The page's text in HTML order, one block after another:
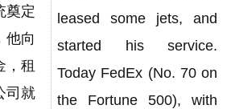
奠定
他向
，租
司就
leased some jets, and
started his service.
Today FedEx (No. 70 on
the Fortune 500), with